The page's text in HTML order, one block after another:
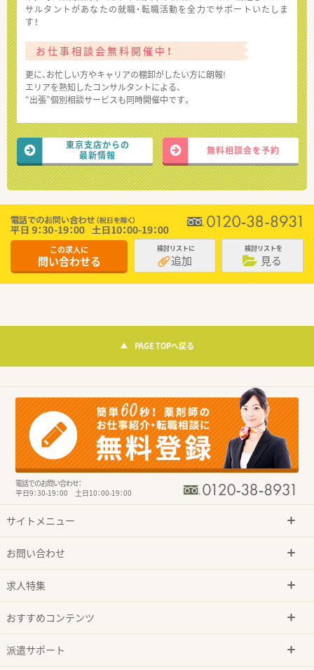
サルタントがあなたの就職・転職活動を全力でサポートいたしま
す！
お仕事相談会無料開催中！
更に、お忙しい方やキャリアの棚卸がしたい方に朗報!
エリアを熟知したコンサルタントによる、
“出張”個別相談サービスも同時開催中です。
東京支店からの
最新情報
無料相談会を予約
この求人に
問い合わせる
検討リストに
追加
検討リストを
見る
PAGE TOPへ戻る
電話でのお問い合わせ：
平日9：30-19：00 土日10：00-19：00
サイトメニュー
お問い合わせ
求人特集
おすすめコンテンツ
派遣サポート